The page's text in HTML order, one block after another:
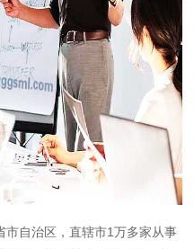
市自治区，直辖市1万多家从事